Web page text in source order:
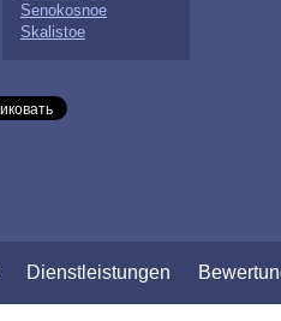
Senokosnoe
Skalistoe
Dienstleistungen